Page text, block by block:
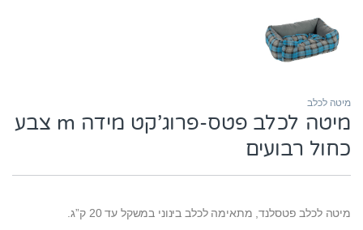
מיטה לכלב
מיטה לכלב פטס-פרוג’קט מידה m צבע
כחול רבועים
מיטה לכלב פטסלנד, מתאימה לכלב בינוני במשקל עד 20 ק”ג.